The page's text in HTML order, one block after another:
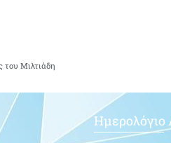
του Μιλτιάδη